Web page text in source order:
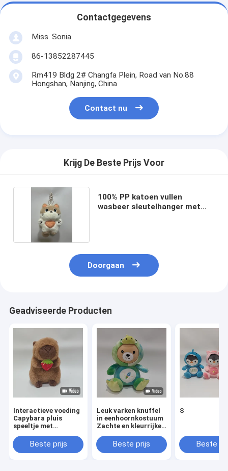
Contactgegevens
Miss. Sonia
86-13852287445
Rm419 Bldg 2# Changfa Plein, Road van No.88
Hongshan, Nanjing, China
Contact nu
Krijg De Beste Prijs Voor
100% PP katoen vullen
wasbeer sleutelhanger met
Doorgaan
Geadviseerde Producten
Interactieve voeding
Capybara pluis
speeltje met
geluidseffect
Beste prijs
Leuk varken knuffel
in eenhoornkostuum
Zachte en kleurrijke
Beste prijs
S
Beste